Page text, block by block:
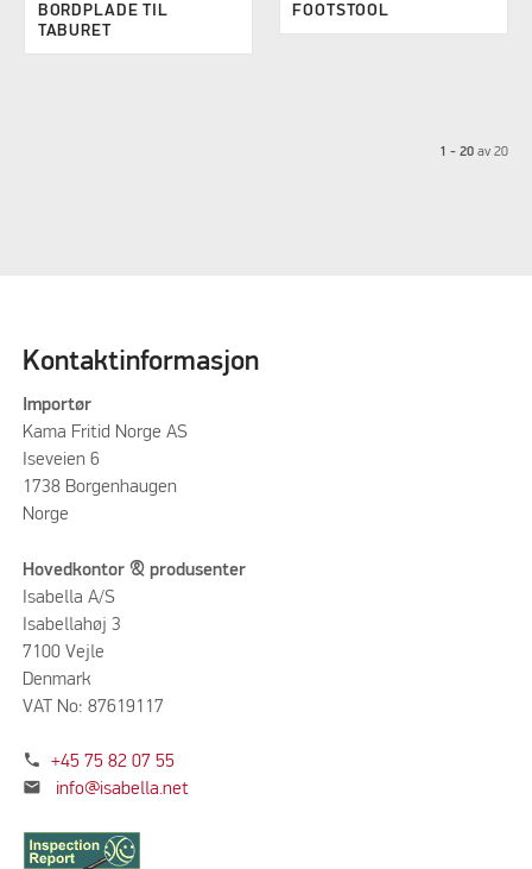
BORDPLADE TIL
TABURET
FOOTSTOOL
1 - 20 av20
Kontaktinformasjon
Importør
Kama Fritid Norge AS
Iseveien 6
1738 Borgenhaugen
Norge
Hovedkontor & produsenter
Isabella A/S
Isabellahøj 3
7100 Vejle
Denmark
VAT No: 87619117
phone +45 75 82 07 55
mail info@isabella.net